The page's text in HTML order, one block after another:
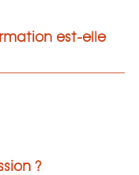
est-elle
?